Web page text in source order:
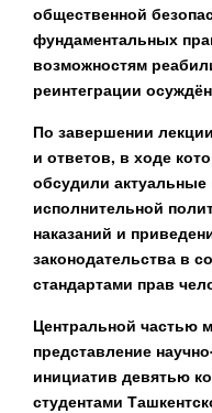
общественной
фундаментальных
возможностям
реинтеграции
По завершении
и ответов, в ходе
обсудили
исполнительной
наказаний и
законодательства в
стандартами прав
Центральной частью
представление
инициатив девятью
студентами